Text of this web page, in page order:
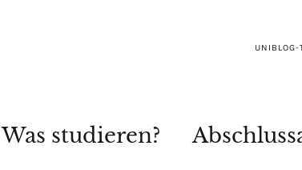
UNIBLOG-
Was studieren?